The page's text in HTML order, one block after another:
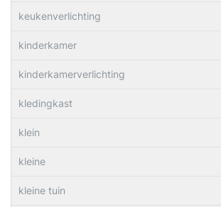
keukenverlichting
kinderkamer
kinderkamerverlichting
kledingkast
klein
kleine
kleine tuin